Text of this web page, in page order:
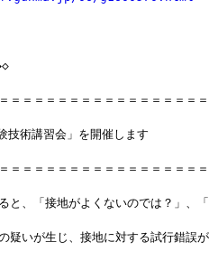
＝＝＝＝＝＝＝＝＝＝＝＝＝＝＝＝
技術講習会」を開催します
＝＝＝＝＝＝＝＝＝＝＝＝＝＝＝＝
と、「接地がよくないのでは？」、
疑いが生じ、接地に対する試行錯誤